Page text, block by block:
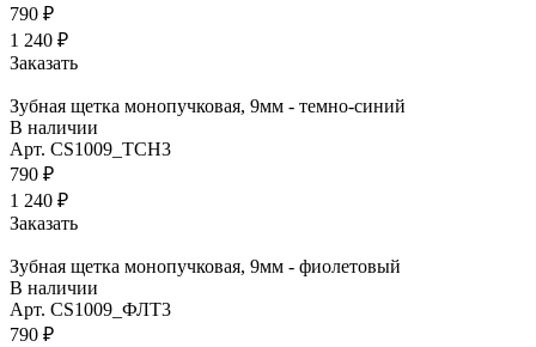
790 ₽
1 240 ₽
Заказать
Зубная щетка монопучковая, 9мм - темно-синий
В наличии
Арт. CS1009_ТСН3
790 ₽
1 240 ₽
Заказать
Зубная щетка монопучковая, 9мм - фиолетовый
В наличии
Арт. CS1009_ФЛТ3
790 ₽